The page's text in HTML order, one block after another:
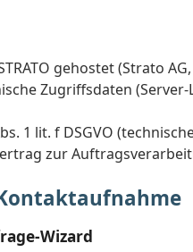
gehostet (Strato
Zugriffsdaten
1 lit. f DSGVO
zur
Wizard